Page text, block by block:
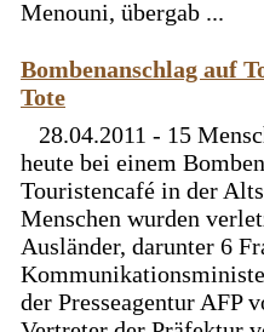
Menouni, übergab ...
Bombenanschlag auf
Tote
28.04.2011 - 15
heute bei einem
Touristencafé in der
Menschen wurden
Ausländer, darunter 6
der Presseagentur AFP